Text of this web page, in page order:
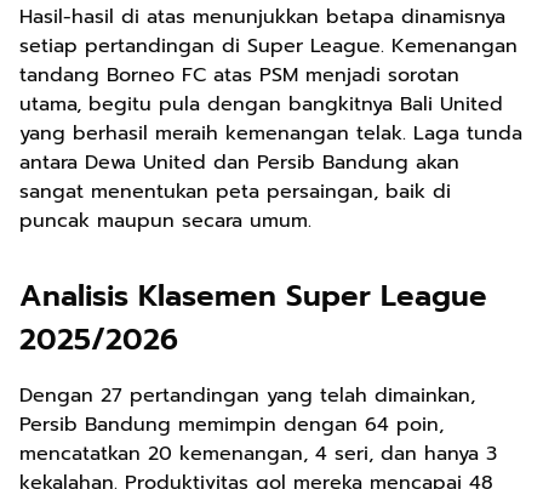
Hasil-hasil di atas menunjukkan betapa dinamisnya
setiap pertandingan di Super League. Kemenangan
tandang Borneo FC atas PSM menjadi sorotan
utama, begitu pula dengan bangkitnya Bali United
yang berhasil meraih kemenangan telak. Laga tunda
antara Dewa United dan Persib Bandung akan
sangat menentukan peta persaingan, baik di
puncak maupun secara umum.
Analisis Klasemen Super League
2025/2026
Dengan 27 pertandingan yang telah dimainkan,
Persib Bandung memimpin dengan 64 poin,
mencatatkan 20 kemenangan, 4 seri, dan hanya 3
kekalahan. Produktivitas gol mereka mencapai 48